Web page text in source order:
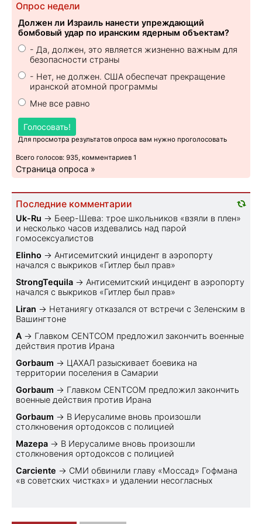
Опрос недели
Должен ли Израиль нанести упреждающий
бомбовый удар по иранским ядерным объектам?
- Да, должен, это является жизненно важным для
безопасности страны
- Нет, не должен. США обеспечат прекращение
иранской атомной программы
Мне все равно
Голосовать!
Для просмотра результатов опроса вам нужно проголосовать
Всего голосов: 935, комментариев 1
Страница опроса »
Последние комментарии
Uk-Ru → Беер-Шева: трое школьников «взяли в плен»
и несколько часов издевались над парой
гомосексуалистов
Elinho → Антисемитский инцидент в аэропорту
начался с выкриков «Гитлер был прав»
StrongTequila → Антисемитский инцидент в аэропорту
начался с выкриков «Гитлер был прав»
Liran → Нетаниягу отказался от встречи с Зеленским в
Вашингтоне
A → Главком CENTCOM предложил закончить военные
действия против Ирана
Gorbaum → ЦАХАЛ разыскивает боевика на
территории поселения в Самарии
Gorbaum → Главком CENTCOM предложил закончить
военные действия против Ирана
Gorbaum → В Иерусалиме вновь произошли
столкновения ортодоксов с полицией
Mazepa → В Иерусалиме вновь произошли
столкновения ортодоксов с полицией
Carciente → СМИ обвинили главу «Моссад» Гофмана
«в советских чистках» и удалении несогласных